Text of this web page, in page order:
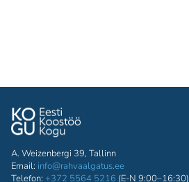
A. Weizenbergi 39, Tallinn
Email: info@rahvaalgatus.ee
Telefon: +372 5564 5216 (E-N 9:00–16:30)